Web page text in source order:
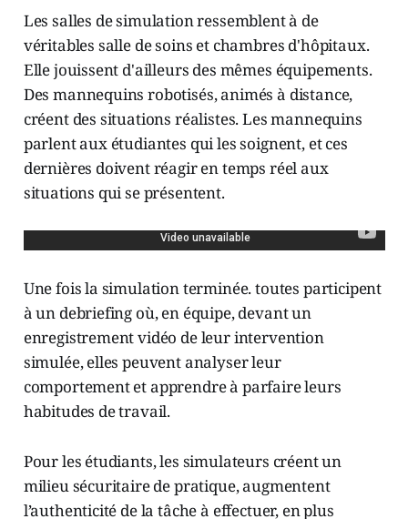
Les salles de simulation ressemblent à de
véritables salle de soins et chambres d'hôpitaux.
Elle jouissent d'ailleurs des mêmes équipements.
Des mannequins robotisés, animés à distance,
créent des situations réalistes. Les mannequins
parlent aux étudiantes qui les soignent, et ces
dernières doivent réagir en temps réel aux
situations qui se présentent.
Une fois la simulation terminée. toutes participent
à un debriefing où, en équipe, devant un
enregistrement vidéo de leur intervention
simulée, elles peuvent analyser leur
comportement et apprendre à parfaire leurs
habitudes de travail.
Pour les étudiants, les simulateurs créent un
milieu sécuritaire de pratique, augmentent
l’authenticité de la tâche à effectuer, en plus